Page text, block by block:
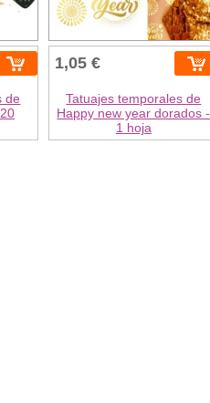
de
1,05 €
Tatuajes temporales de
Happy new year dorados -
1 hoja